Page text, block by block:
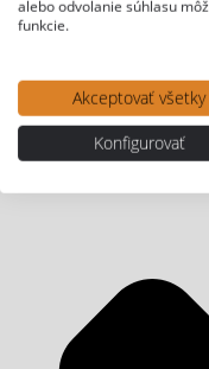
alebo odvolanie súhlasu
funkcie.
Akceptovať všetky
Konfigurovať